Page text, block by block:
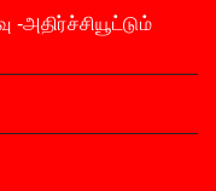
-அதிர்ச்சியூட்டும்